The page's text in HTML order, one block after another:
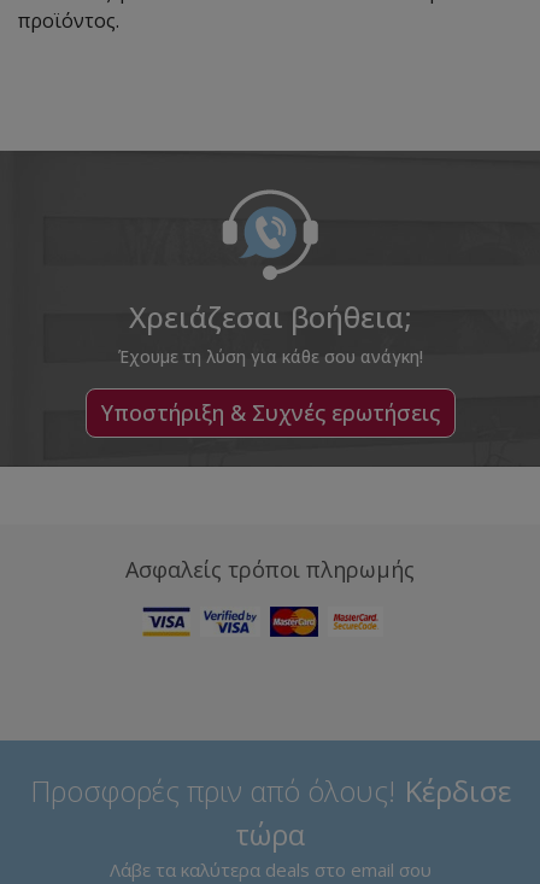
προϊόντος.
Χρειάζεσαι βοήθεια;
Έχουμε τη λύση για κάθε σου ανάγκη!
Υποστήριξη & Συχνές ερωτήσεις
Ασφαλείς τρόποι πληρωμής
Προσφορές πριν από όλους! Κέρδισε
τώρα
Λάβε τα καλύτερα deals στο email σου